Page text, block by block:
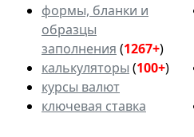
формы, бланки и
образцы
заполнения (1267+)
калькуляторы (100+)
курсы валют
ключевая ставка